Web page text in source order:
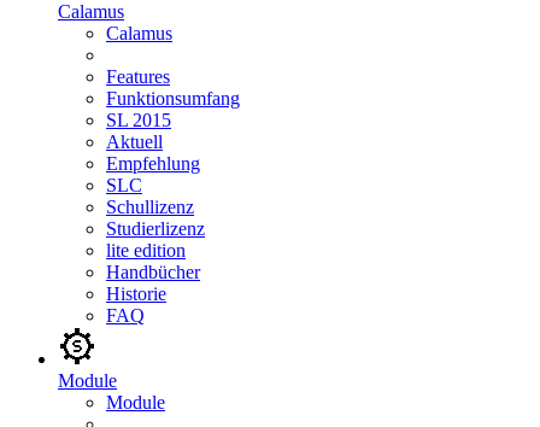
Calamus
Calamus
Features
Funktionsumfang
SL 2015
Aktuell
Empfehlung
SLC
Schullizenz
Studierlizenz
lite edition
Handbücher
Historie
FAQ
Module
Module